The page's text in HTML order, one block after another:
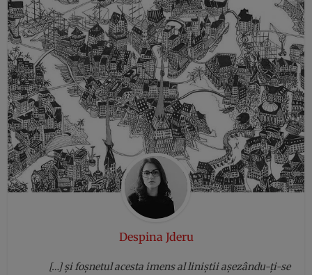
Despina Jderu
[…] şi foşnetul acesta imens al liniştii aşezându-ţi-se